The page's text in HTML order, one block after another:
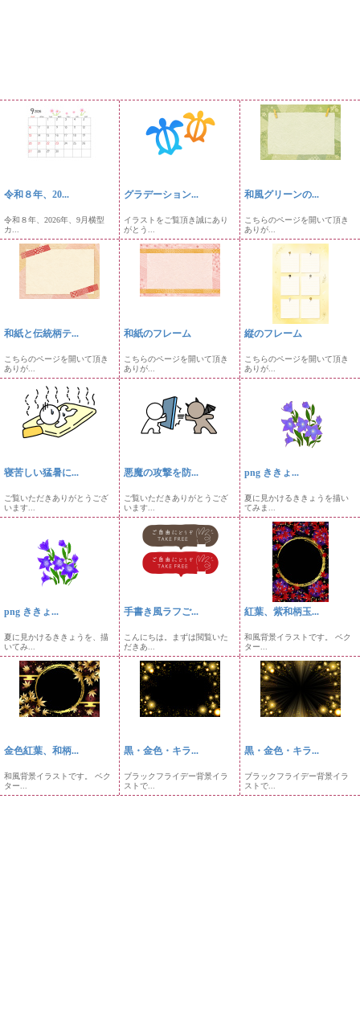
令和８年、20...
令和８年、2026年、9月横型
カ...
グラデーション...
イラストをご覧頂き誠にあり
がとう...
和風グリーンの...
こちらのページを開いて頂き
ありが...
和紙と伝統柄テ...
こちらのページを開いて頂き
ありが...
和紙のフレーム
こちらのページを開いて頂き
ありが...
縦のフレーム
こちらのページを開いて頂き
ありが...
寝苦しい猛暑に...
ご覧いただきありがとうござ
います...
悪魔の攻撃を防...
ご覧いただきありがとうござ
います...
png ききょ...
夏に見かけるききょうを描い
てみま...
png ききょ...
夏に見かけるききょうを、描
いてみ...
手書き風ラフご...
こんにちは。まずは閲覧いた
だきあ...
紅葉、紫和柄玉...
和風背景イラストです。 ベク
ター...
金色紅葉、和柄...
和風背景イラストです。 ベク
ター...
黒・金色・キラ...
ブラックフライデー背景イラ
ストで...
黒・金色・キラ...
ブラックフライデー背景イラ
ストで...